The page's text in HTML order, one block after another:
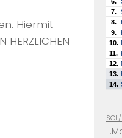
Hiermit
7.
8.
9.
10.
11.
12.
13.
14.